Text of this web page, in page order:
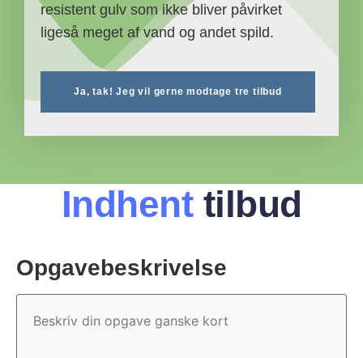
resistent gulv som ikke bliver påvirket
ligeså meget af vand og andet spild.
Ja, tak! Jeg vil gerne modtage tre tilbud
Indhenttilbud
Opgavebeskrivelse